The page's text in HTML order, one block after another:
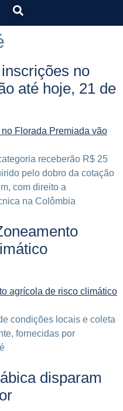
no
até hoje, 21 de
receberão R$ 25
pelo dobro da cotação
com direito a
na Colômbia
condições locais e coleta
fornecidas por
disparam